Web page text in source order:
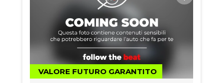
VALORE FUTURO GARANTITO